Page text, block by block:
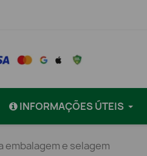
INFORMAÇÕES ÚTEIS
embalagem e selagem